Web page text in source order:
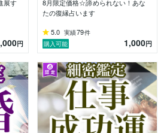
込まなくて大丈夫です。
かけになれば幸いです。
た様のお悩みをお聞かせください
展す
円
8月限定価格☆諦められない！あな
たの復縁占います
5.0 実績79件
購入可能
1,000円